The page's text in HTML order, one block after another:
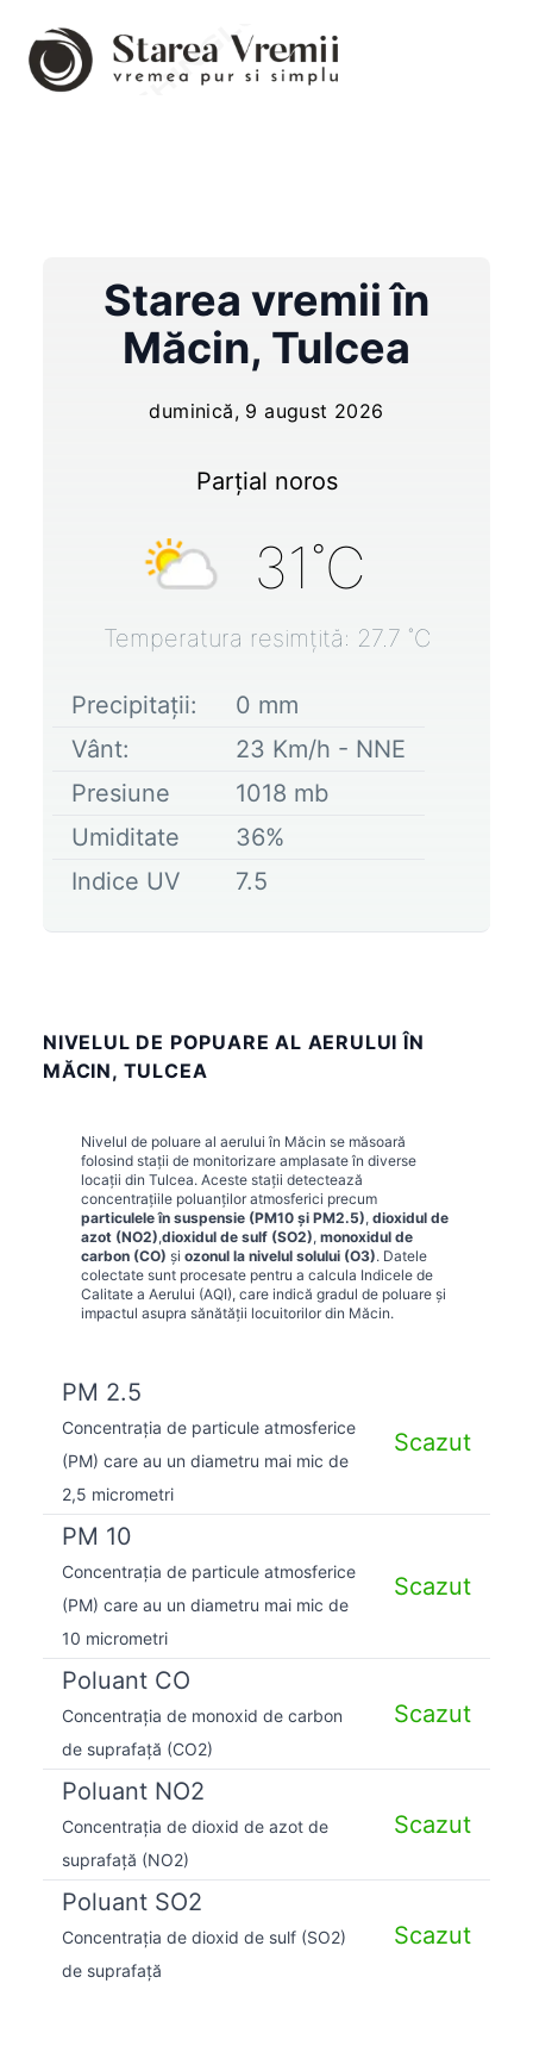
Starea vremii în
Măcin, Tulcea
duminică, 9 august 2026
Parțial noros
31˚C
Temperatura resimțită: 27.7 ˚C
Precipitații: 0 mm
Vânt:
23 Km/h - NNE
Presiune
1018 mb
Umiditate
36%
Indice UV
7.5
NIVELUL DE POPUARE AL AERULUI ÎN
MĂCIN, TULCEA
Nivelul de poluare al aerului în Măcin se măsoară
folosind stații de monitorizare amplasate în diverse
locații din Tulcea. Aceste stații detectează
concentrațiile poluanților atmosferici precum
particulele în suspensie (PM10 și PM2.5), dioxidul de
azot (NO2),dioxidul de sulf (SO2), monoxidul de
carbon (CO) și ozonul la nivelul solului (O3). Datele
colectate sunt procesate pentru a calcula Indicele de
Calitate a Aerului (AQI), care indică gradul de poluare și
impactul asupra sănătății locuitorilor din Măcin.
PM 2.5
Concentrația de particule atmosferice
(PM) care au un diametru mai mic de
2,5 micrometri
Scazut
PM 10
Concentrația de particule atmosferice
(PM) care au un diametru mai mic de
10 micrometri
Scazut
Poluant CO
Concentrația de monoxid de carbon
de suprafață (CO2)
Scazut
Poluant NO2
Concentrația de dioxid de azot de
suprafață (NO2)
Scazut
Poluant SO2
Concentrația de dioxid de sulf (SO2)
de suprafață
Scazut